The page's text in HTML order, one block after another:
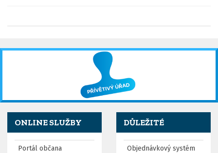
ONLINE SLUŽBY
Portál občana
DŮLEŽITÉ
Objednávkový systém